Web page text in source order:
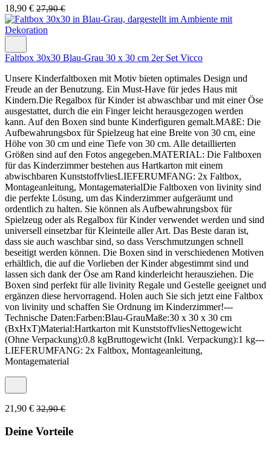
18,90 € 27,90 €
Faltbox 30x30 Blau-Grau 30 x 30 cm 2er Set Vicco
Unsere Kinderfaltboxen mit Motiv bieten optimales Design und
Freude an der Benutzung. Ein Must-Have für jedes Haus mit
Kindern.Die Regalbox für Kinder ist abwaschbar und mit einer Öse
ausgestattet, durch die ein Finger leicht herausgezogen werden
kann. Auf den Boxen sind bunte Kinderfiguren gemalt.MAßE: Die
Aufbewahrungsbox für Spielzeug hat eine Breite von 30 cm, eine
Höhe von 30 cm und eine Tiefe von 30 cm. Alle detaillierten
Größen sind auf den Fotos angegeben.MATERIAL: Die Faltboxen
für das Kinderzimmer bestehen aus Hartkarton mit einem
abwischbaren KunststoffvliesLIEFERUMFANG: 2x Faltbox,
Montageanleitung, MontagematerialDie Faltboxen von livinity sind
die perfekte Lösung, um das Kinderzimmer aufgeräumt und
ordentlich zu halten. Sie können als Aufbewahrungsbox für
Spielzeug oder als Regalbox für Kinder verwendet werden und sind
universell einsetzbar für Kleinteile aller Art. Das Beste daran ist,
dass sie auch waschbar sind, so dass Verschmutzungen schnell
beseitigt werden können. Die Boxen sind in verschiedenen Motiven
erhältlich, die auf die Vorlieben der Kinder abgestimmt sind und
lassen sich dank der Öse am Rand kinderleicht herausziehen. Die
Boxen sind perfekt für alle livinity Regale und Gestelle geeignet und
ergänzen diese hervorragend. Holen auch Sie sich jetzt eine Faltbox
von livinity und schaffen Sie Ordnung im Kinderzimmer!---
Technische Daten:Farben:Blau-GrauMaße:30 x 30 x 30 cm
(BxHxT)Material:Hartkarton mit KunststoffvliesNettogewicht
(Ohne Verpackung):0.8 kgBruttogewicht (Inkl. Verpackung):1 kg---
LIEFERUMFANG: 2x Faltbox, Montageanleitung,
Montagematerial
21,90 € 32,90 €
Deine Vorteile